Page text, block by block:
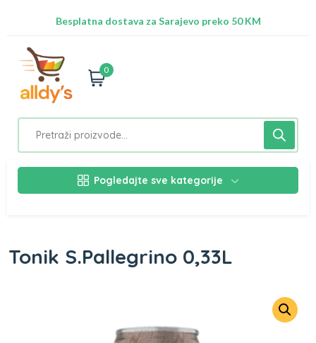
Besplatna dostava za Sarajevo preko 50 KM
0
Pogledajte sve kategorije
Tonik S.Pallegrino 0,33L